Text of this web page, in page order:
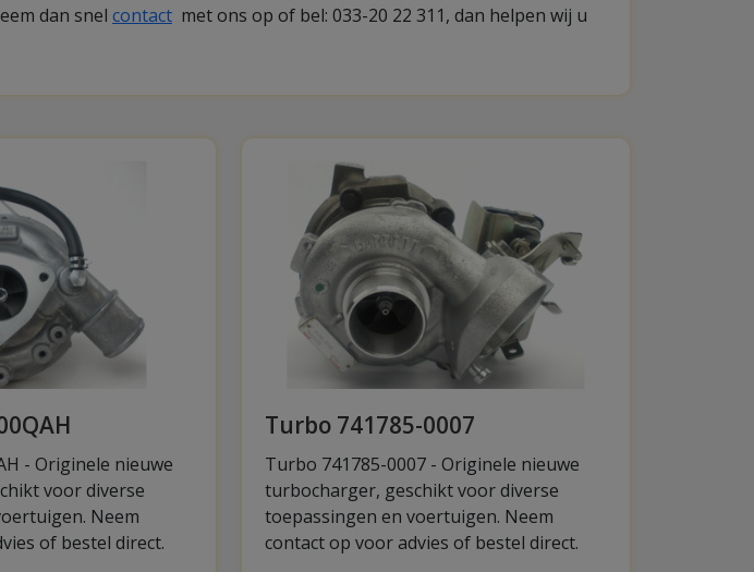
dan snel contact met ons op of bel: 033-20 22 311, dan helpen wij u
- Originele nieuwe
voor diverse
Neem
of bestel direct.
Turbo 741785-0007
Turbo 741785-0007 - Originele nieuwe
turbocharger, geschikt voor diverse
toepassingen en voertuigen. Neem
contact op voor advies of bestel direct.